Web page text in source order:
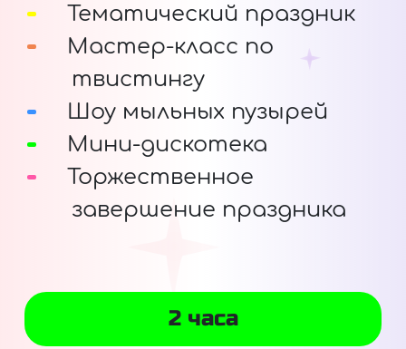
Тематический праздник
Мастер-класс по
твистингу
Шоу мыльных пузырей
Мини-дискотека
Торжественное
завершение праздника
2 часа